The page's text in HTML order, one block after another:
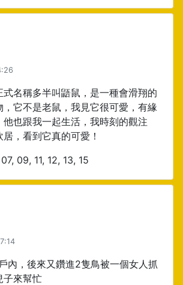
名稱多半叫鼯鼠，是一種會滑翔的
它不是老鼠，我見它很可愛，有緣
也跟我一起生活，我時刻的觀注
，看到它真的可愛！
09, 11, 12, 13, 15
內，後來又鑽進2隻鳥被一個女人抓
子來幫忙